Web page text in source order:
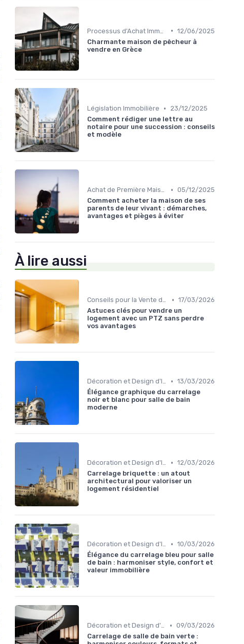
• 12/06/2025
Charmante maison de pêcheur à
vendre en Grèce
Législation Immobilière •
23/12/2025
Comment rédiger une lettre au
notaire pour une succession : conseils
et modèle
Achat de Première Maison • 05/12/2025
Comment acheter la maison de ses
parents de leur vivant : démarches,
avantages et pièges à éviter
À lire aussi
Conseils pour la Vente de Biens • 17/03/2026
Astuces clés pour vendre un
logement avec un PTZ sans perdre
vos avantages
Décoration et Design d'Intérieur • 13/03/2026
Élégance graphique du carrelage
noir et blanc pour salle de bain
moderne
Décoration et Design d'Intérieur • 12/03/2026
Carrelage briquette : un atout
architectural pour valoriser un
logement résidentiel
Décoration et Design d'Intérieur • 10/03/2026
Élégance du carrelage bleu pour salle
de bain : harmoniser style, confort et
valeur immobilière
Décoration et Design d'Intérieur • 09/03/2026
Carrelage de salle de bain verte :